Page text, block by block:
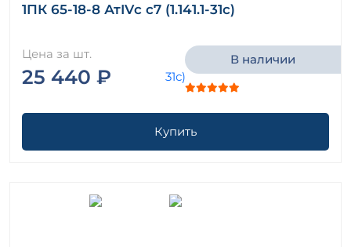
1ПК 65-18-8 АтIVс с7 (1.141.1-31с)
Цена за шт.
25 440 ₽
В наличии
Купить